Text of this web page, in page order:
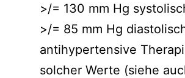
>/= 130 mm Hg
>/= 85 mm Hg
antihypertensive
solcher Werte (siehe